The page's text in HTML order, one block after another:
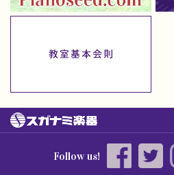
Follow us!